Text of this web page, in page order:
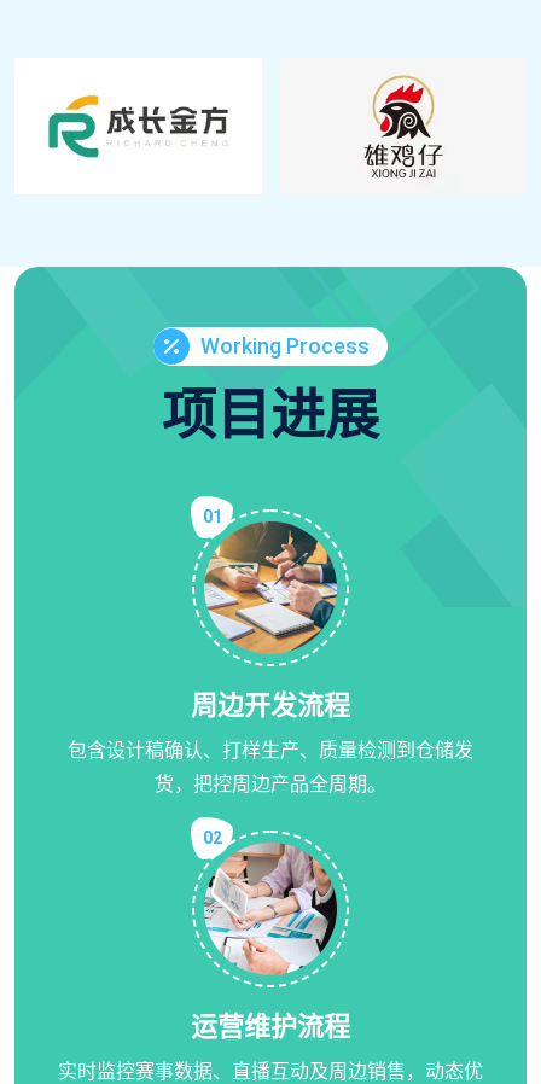
Working Process
项目进展
01
周边开发流程
包含设计稿确认、打样生产、质量检测到仓储发
货，把控周边产品全周期。
02
运营维护流程
实时监控赛事数据、直播互动及周边销售，动态优